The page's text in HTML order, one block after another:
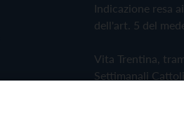
Indicazione resa
dell'art. 5 del
Vita Trentina,
Settimanali